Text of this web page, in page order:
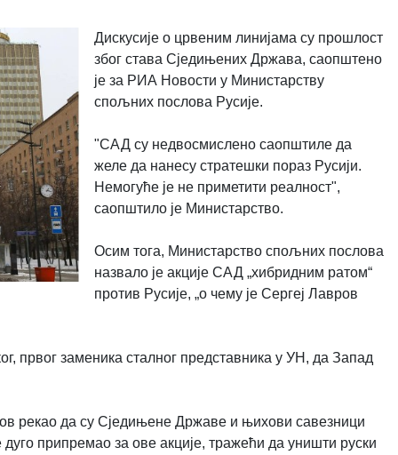
Дискусије о црвеним линијама су прошлост
због става Сједињених Држава, саопштено
је за РИА Новости у Министарству
спољних послова Русије.
"САД су недвосмислено саопштиле да
желе да нанесу стратешки пораз Русији.
Немогуће је не приметити реалност",
саопштило је Министарство.
Осим тога, Министарство спољних послова
назвало је акције САД „хибридним ратом“
против Русије, „о чему је Сергеј Лавров
првог заменика сталног представника у УН, да Запад
рекао да су Сједињене Државе и њихови савезници
припремао за ове акције, тражећи да уништи руски